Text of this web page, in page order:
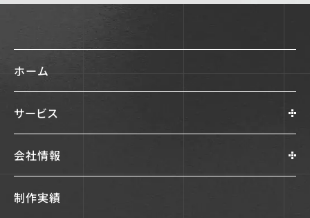
ホーム
サービス
会社情報
制作実績